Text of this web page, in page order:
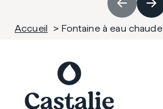
Accueil Fontaine à eau chaude